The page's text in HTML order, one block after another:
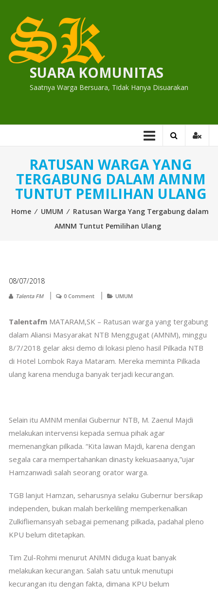
content
SUARA KOMUNITAS
Saatnya Warga Bersuara, Tidak Hanya Disuarakan
RATUSAN WARGA YANG
TERGABUNG DALAM AMNM
TUNTUT PEMILIHAN ULANG
Home ⁄ UMUM ⁄ Ratusan Warga Yang Tergabung dalam
AMNM Tuntut Pemilihan Ulang
08/07/2018
Talenta FM 0 Comment UMUM
TalentafmMATARAM,SK – Ratusan warga yang tergabung
dalam Aliansi Masyarakat NTB Menggugat (AMNM), minggu
8/7/2018 gelar aksi demo di lokasi pleno hasil Pilkada NTB
di Hotel Lombok Raya Mataram. Mereka meminta Pilkada
ulang karena menduga banyak terjadi kecurangan.
Selain itu AMNM menilai Gubernur NTB, M. Zaenul Majdi
melakukan intervensi kepada semua pihak agar
memenangkan pilkada. “Kita lawan Majdi, karena dengan
segala cara mempertahankan dinasty kekuasaanya,”ujar
Hamzanwadi salah seorang orator warga.
TGB lanjut Hamzan, seharusnya selaku Gubernur bersikap
independen, bukan malah berkeliling memperkenalkan
Zulkifliemansyah sebagai pemenang pilkada, padahal pleno
KPU belum ditetapkan.
Tim Zul-Rohmi menurut ANMN diduga kuat banyak
melakukan kecurangan. Salah satu untuk menutupi
kecurangan itu dengan fakta, dimana KPU belum